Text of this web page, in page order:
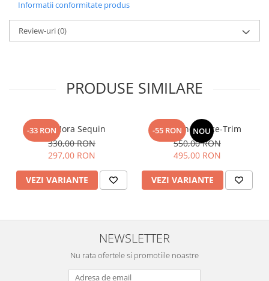
Informatii conformitate produs
Review-uri(0)
PRODUSE SIMILARE
-33 RONTop Nora Sequin
330,00 RON
297,00 RON
VEZI VARIANTE
-55 RON NOU
Fusta Linen Lace-Trim
550,00 RON
495,00 RON
VEZI VARIANTE
NEWSLETTER
Nu rata ofertele si promotiile noastre